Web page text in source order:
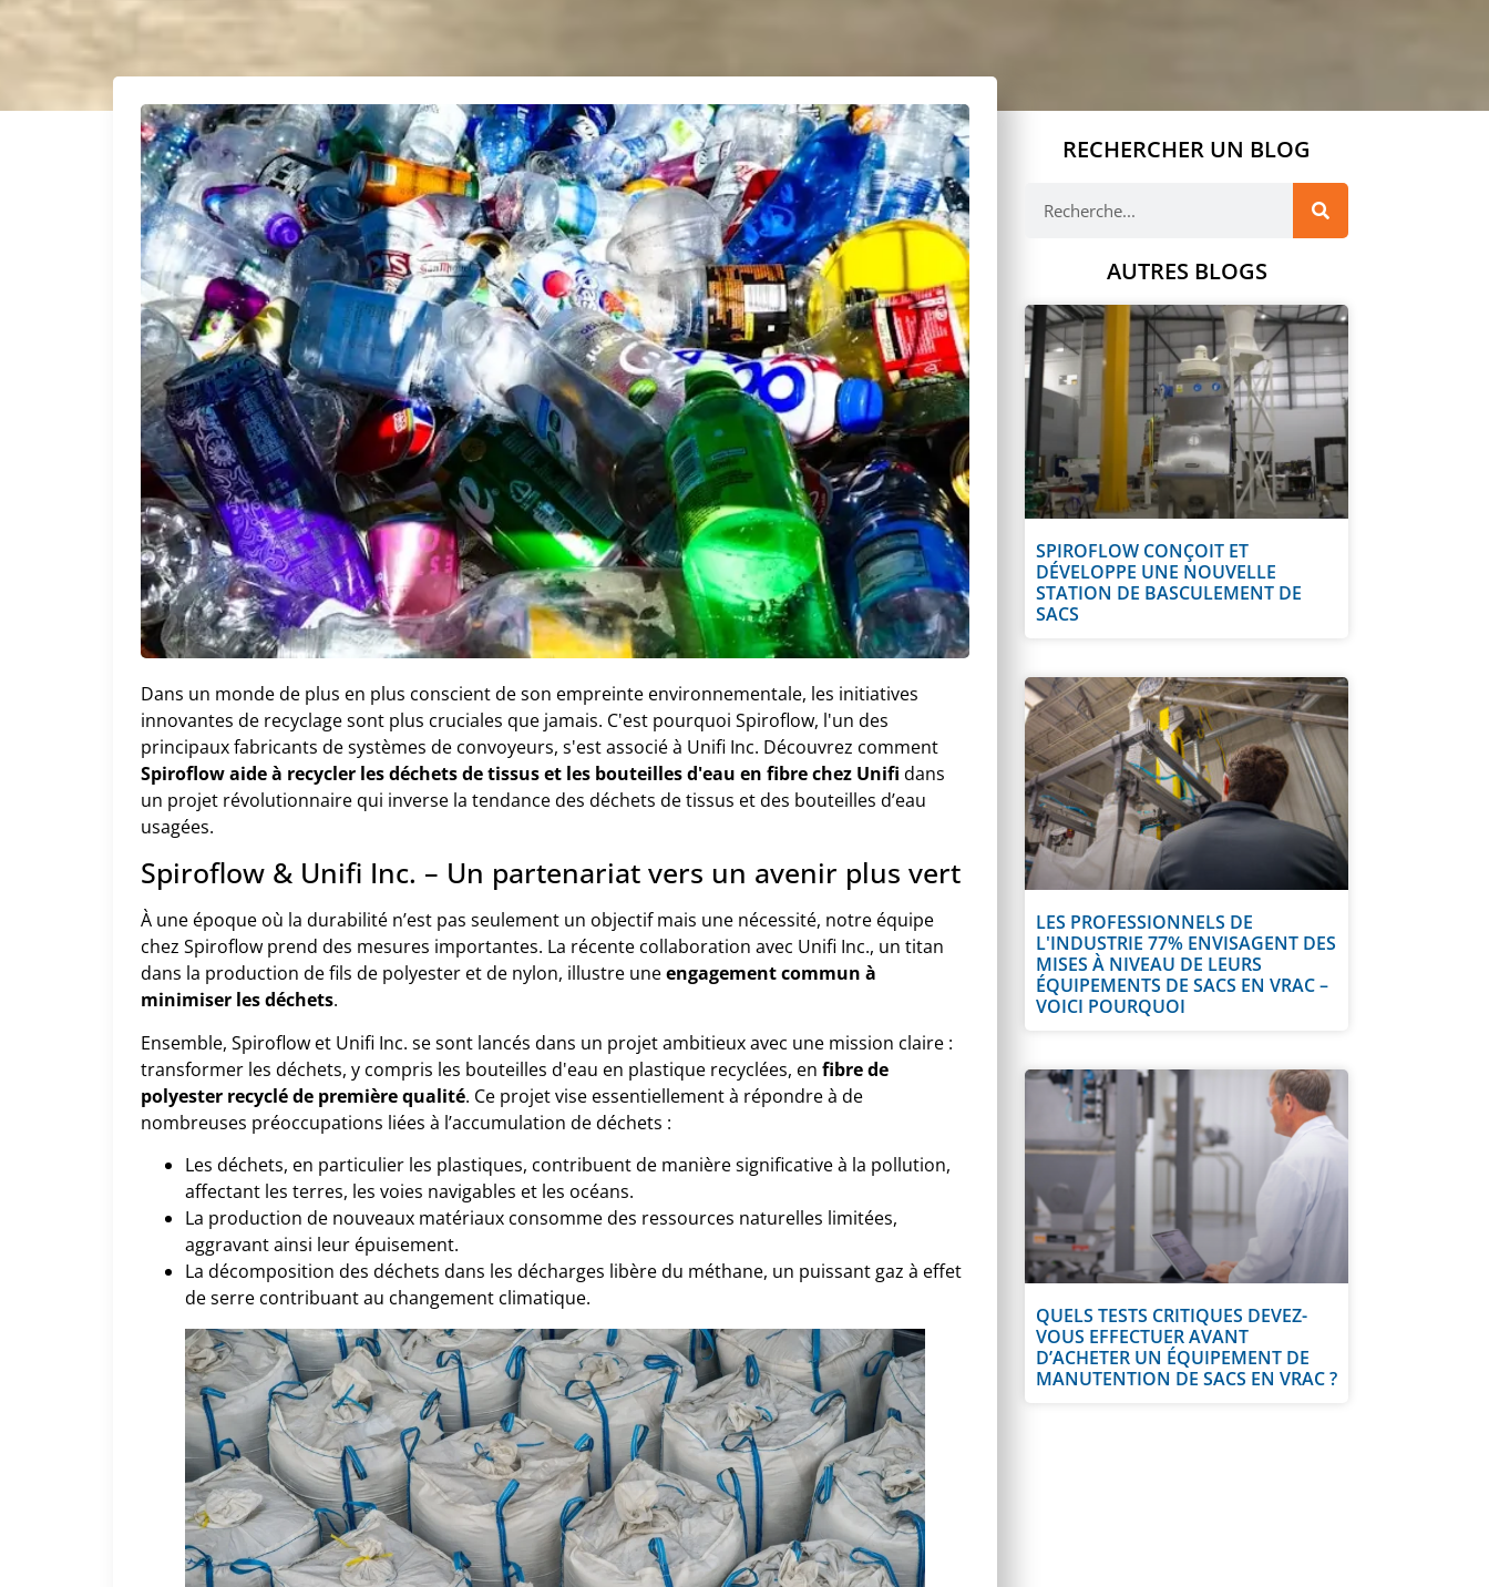
Dans un monde de plus en plus conscient de son empreinte environnementale, les initiatives
innovantes de recyclage sont plus cruciales que jamais. C'est pourquoi Spiroflow, l'un des
principaux fabricants de systèmes de convoyeurs, s'est associé à Unifi Inc. Découvrez comment
Spiroflow aide à recycler les déchets de tissus et les bouteilles d'eau en fibre chez Unifi dans
un projet révolutionnaire qui inverse la tendance des déchets de tissus et des bouteilles d’eau
usagées.
Spiroflow & Unifi Inc. – Un partenariat vers un avenir plus vert
À une époque où la durabilité n’est pas seulement un objectif mais une nécessité, notre équipe
chez Spiroflow prend des mesures importantes. La récente collaboration avec Unifi Inc., un titan
dans la production de fils de polyester et de nylon, illustre uneengagement commun à
minimiser les déchets.
Ensemble, Spiroflow et Unifi Inc. se sont lancés dans un projet ambitieux avec une mission claire :
transformer les déchets, y compris les bouteilles d'eau en plastique recyclées, en fibre de
polyester recyclé de première qualité. Ce projet vise essentiellement à répondre à de
nombreuses préoccupations liées à l’accumulation de déchets :
Les déchets, en particulier les plastiques, contribuent de manière significative à la pollution,
affectant les terres, les voies navigables et les océans.
La production de nouveaux matériaux consomme des ressources naturelles limitées,
aggravant ainsi leur épuisement.
La décomposition des déchets dans les décharges libère du méthane, un puissant gaz à effet
de serre contribuant au changement climatique.
RECHERCHER UN BLOG
AUTRES BLOGS
SPIROFLOW CONÇOIT ET
DÉVELOPPE UNE NOUVELLE
STATION DE BASCULEMENT DE
SACS
LES PROFESSIONNELS DE
L'INDUSTRIE 77% ENVISAGENT DES
MISES À NIVEAU DE LEURS
ÉQUIPEMENTS DE SACS EN VRAC –
VOICI POURQUOI
QUELS TESTS CRITIQUES DEVEZ-
VOUS EFFECTUER AVANT
D’ACHETER UN ÉQUIPEMENT DE
MANUTENTION DE SACS EN VRAC ?